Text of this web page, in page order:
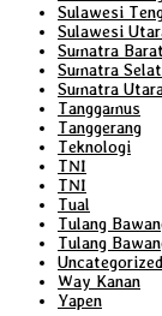
Sulawesi
Sulawesi
Sumatra Barat
Sumatra
Sumatra
Tanggamus
Tanggerang
Teknologi
TNI
TNI
Tual
Tulang
Tulang
Uncategorized
Way Kanan
Yapen